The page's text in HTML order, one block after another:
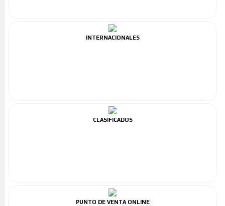
INTERNACIONALES
CLASIFICADOS
PUNTO DE VENTA ONLINE